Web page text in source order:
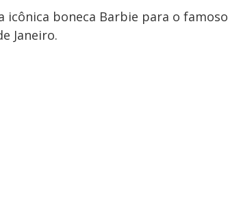
icônica boneca Barbie para o famoso
Janeiro.